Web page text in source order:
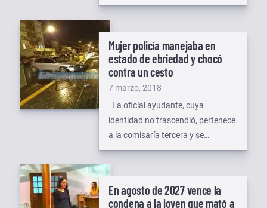
la zona del tiraje y
afortunadamente no se extendió al
bomberos evitó mayores daños. El
local está ubicado en la esquina de
fuego en la zona […]
Mujer policía manejaba en
estado de ebriedad y chocó
contra un cesto
Publicado
el
7 marzo, 2018
La oficial ayudante, cuya
identidad no trascendió, pertenece
a la comisaría tercera y se
desplazaba al mano de un
Chevrolet Corsa, cuando debido al
presentaba, se subió a la vereda e
En agosto de 2027 vence la
condena a la joven que mató a